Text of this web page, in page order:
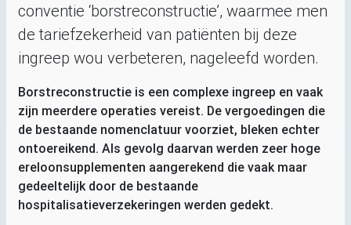
conventie ‘borstreconstructie’, waarmee men
de tariefzekerheid van patiënten bij deze
ingreep wou verbeteren, nageleefd worden.
Borstreconstructie is een complexe ingreep en vaak
zijn meerdere operaties vereist. De vergoedingen die
de bestaande nomenclatuur voorziet, bleken echter
ontoereikend. Als gevolg daarvan werden zeer hoge
ereloonsupplementen aangerekend die vaak maar
gedeeltelijk door de bestaande
hospitalisatieverzekeringen werden gedekt.